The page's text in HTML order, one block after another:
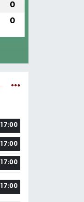
0
0
17:00
17:00
17:00
17:00